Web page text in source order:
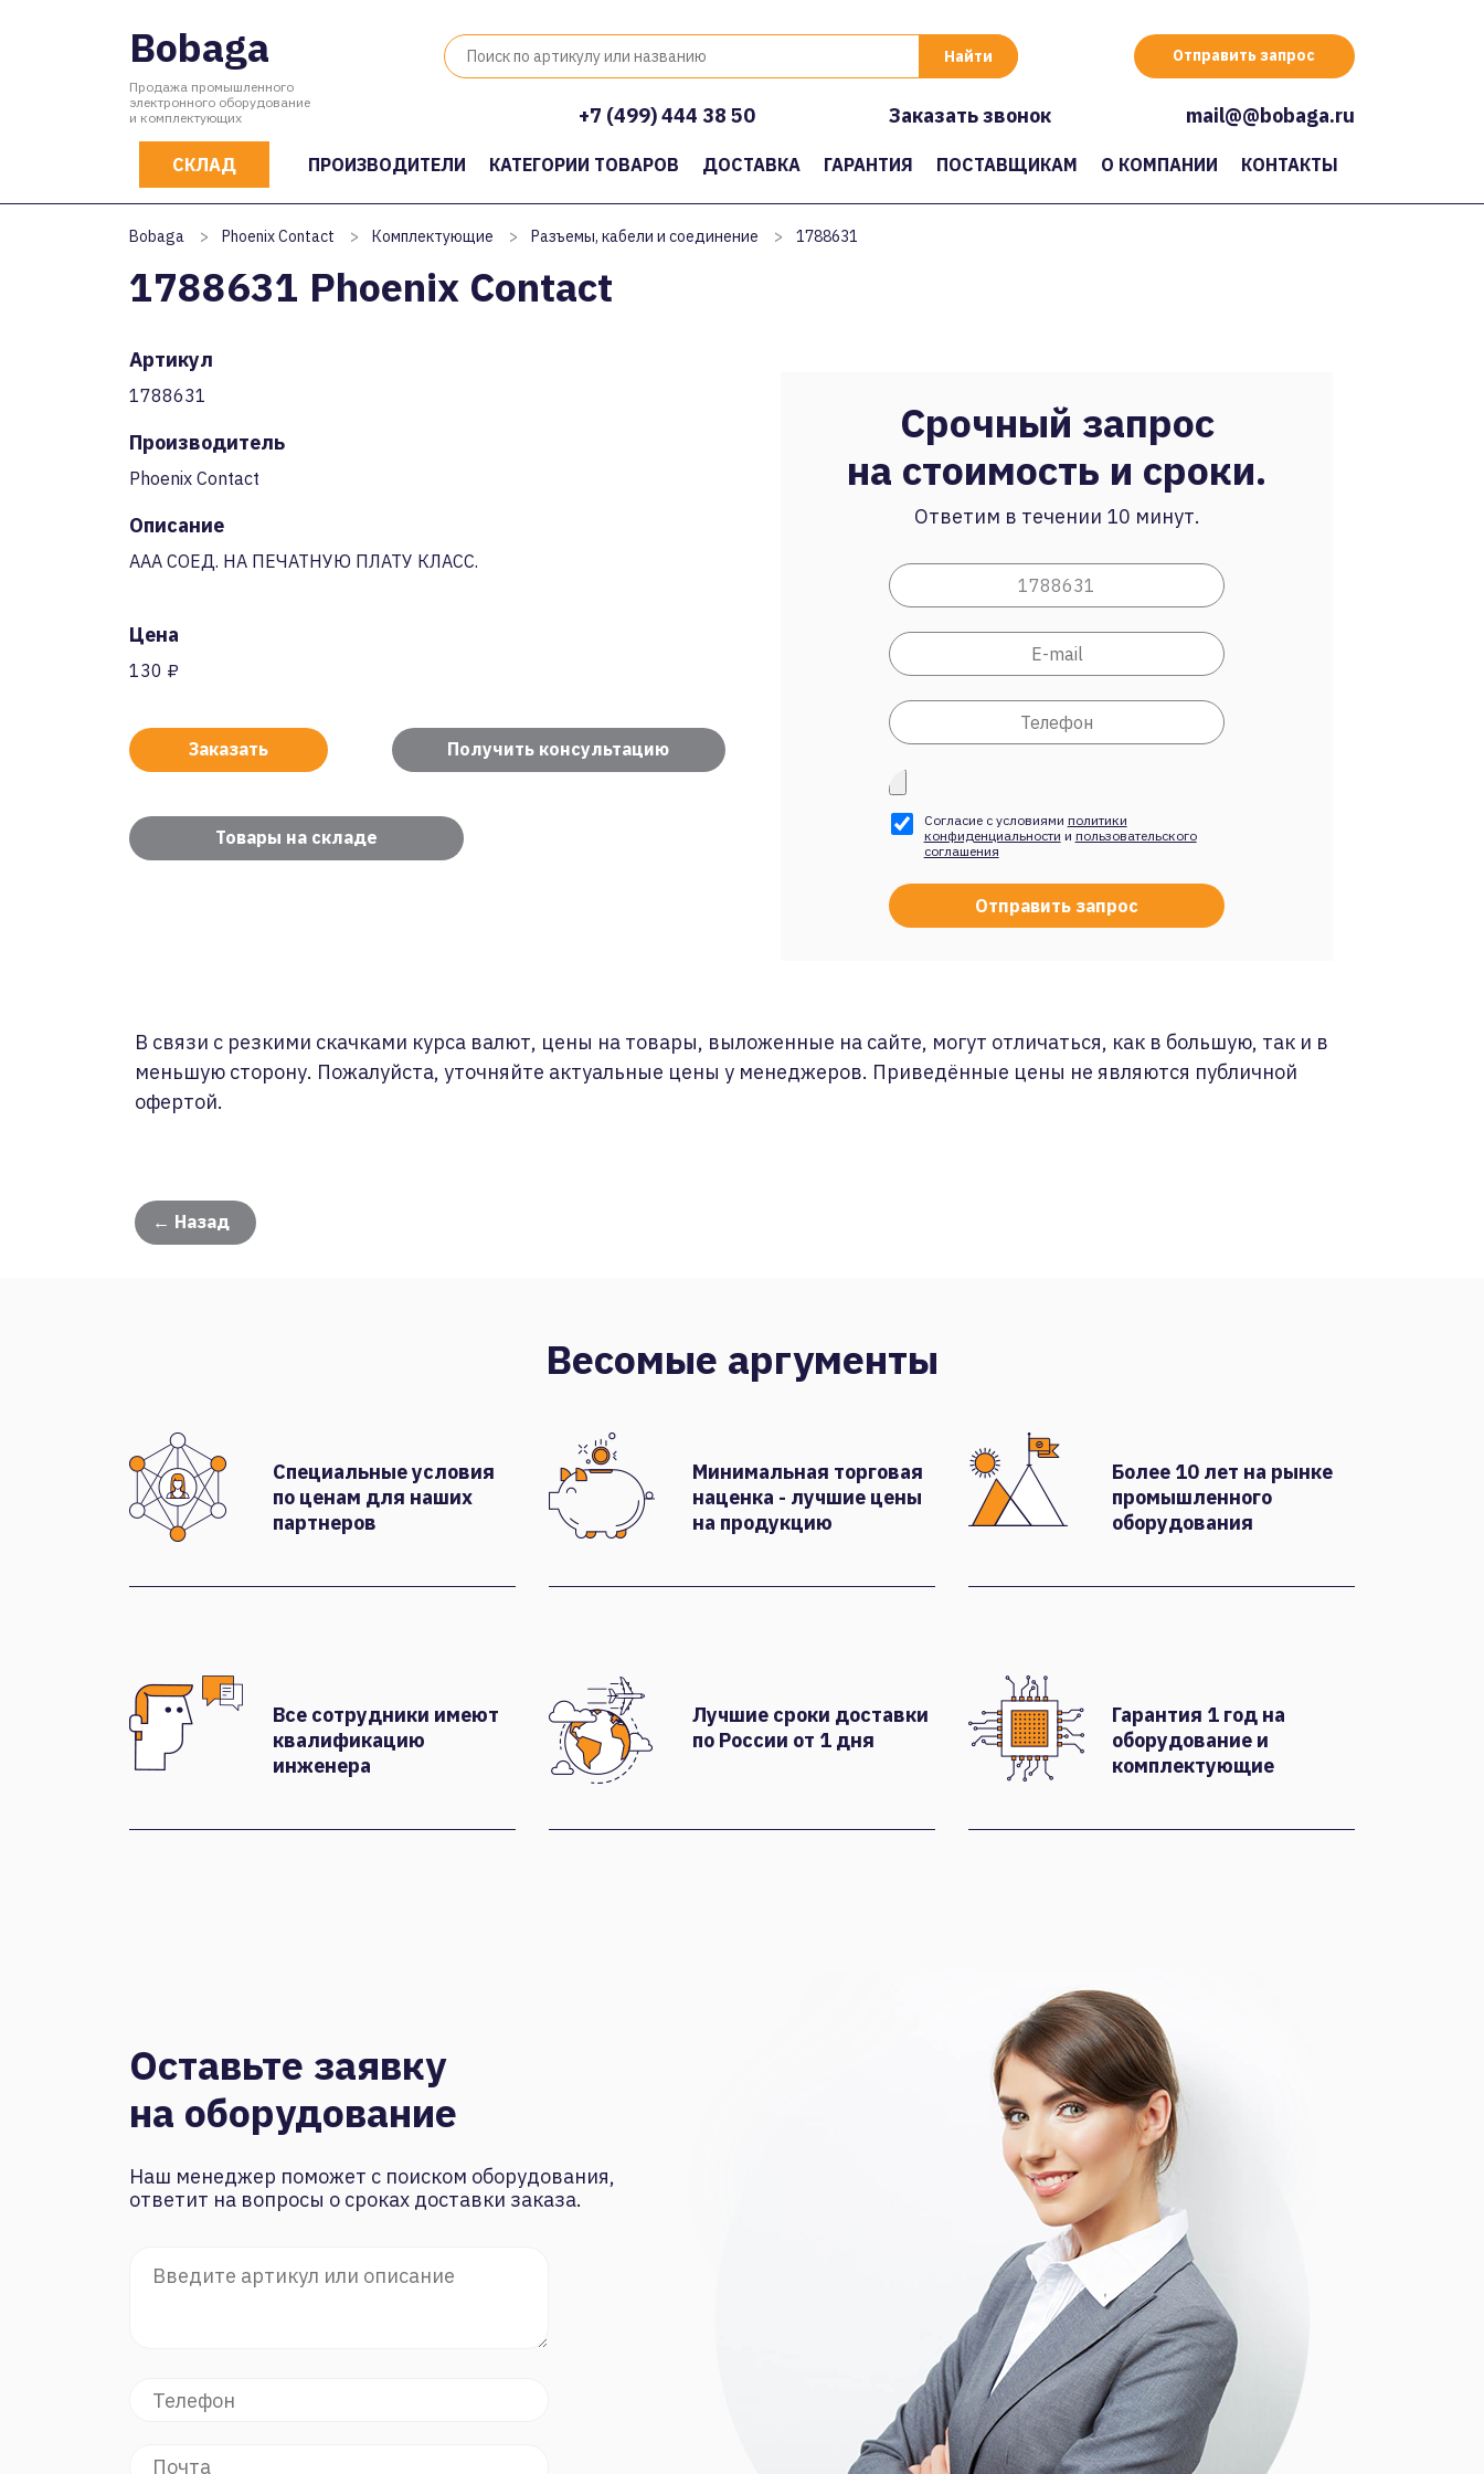
Bobaga
Продажа промышленного
электронного оборудование
и комплектующих
Отправить запрос
+7 (499) 444 38 50 Заказать звонок mail@@bobaga.ru
СКЛАД ПРОИЗВОДИТЕЛИ КАТЕГОРИИ ТОВАРОВ ДОСТАВКА ГАРАНТИЯ ПОСТАВЩИКАМ О КОМПАНИИ КОНТАКТЫ
Bobaga > Phoenix Contact > Комплектующие > Разъемы, кабели и соединение > 1788631
1788631 Phoenix Contact
Артикул
1788631
Производитель
Phoenix Contact
Описание
AAA СОЕД. НА ПЕЧАТНУЮ ПЛАТУ КЛАСС.
Цена
130 ₽
Заказать Получить консультацию
Товары на складе
Срочный запрос
на стоимость и сроки.
Ответим в течении 10 минут.
Согласие с условиями политики
конфиденциальности и пользовательского
соглашения
В связи с резкими скачками курса валют, цены на товары, выложенные на сайте, могут отличаться, как в большую, так и в
меньшую сторону. Пожалуйста, уточняйте актуальные цены у менеджеров. Приведённые цены не являются публичной
офертой.
← Назад
Весомые аргументы
Специальные условия
по ценам для наших
партнеров
Минимальная торговая
наценка - лучшие цены
на продукцию
Более 10 лет на рынке
промышленного
оборудования
Все сотрудники имеют
квалификацию
инженера
Лучшие сроки доставки
по России от 1 дня
Гарантия 1 год на
оборудование и
комплектующие
Оставьте заявку
на оборудование
Наш менеджер поможет с поиском оборудования,
ответит на вопросы о сроках доставки заказа.